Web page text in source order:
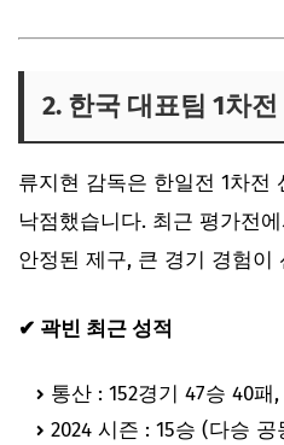
2. 한국 대표팀 1차
류지현 감독은 한일전 1차전
낙점했습니다. 최근 평가전
안정된 제구, 큰 경기 경험이
✔ 곽빈 최근 성적
통산 : 152경기 47승 40패
2024 시즌 : 15승 (다승 공